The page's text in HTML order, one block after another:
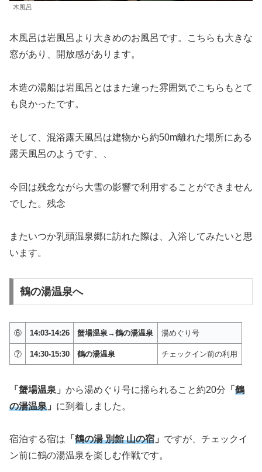
木風呂
木風呂は岩風呂より大きめのお風呂です。こちらも大きな
窓があり、開放感があります。
木造の湯船は岩風呂とはまた違った雰囲気でこちらもとて
も良かったです。
そして、混浴露天風呂は建物から約50m離れた場所にある
露天風呂のようです、、
今回は残念ながら大雪の影響で利用することができません
でした。残念
またいつか乳頭温泉郷に訪れた際は、入浴してみたいと思
います。
鶴の湯温泉へ
⑥ 14:03-14:26 蟹場温泉→鶴の湯温泉 湯めぐり号
⑦ 14:30-15:30 鶴の湯温泉 チェックイン前の利用
「蟹場温泉」 から湯めぐり号に揺られること約20分 「 鶴
の湯温泉 」 に到着しました。
宿泊する宿は 「 鶴の湯 別館 山の宿 」 ですが、チェックイ
ン前に鶴の湯温泉を楽しむ作戦です。